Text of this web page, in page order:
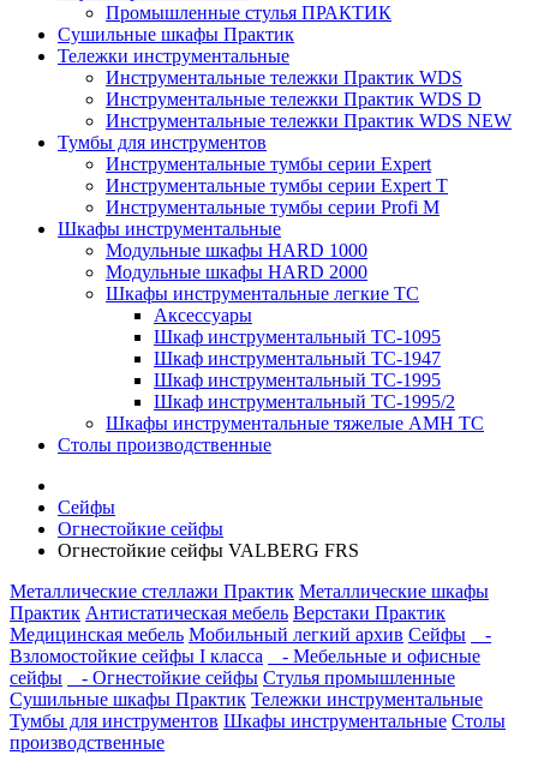
Промышленные стулья ПРАКТИК
Сушильные шкафы Практик
Тележки инструментальные
Инструментальные тележки Практик WDS
Инструментальные тележки Практик WDS D
Инструментальные тележки Практик WDS NEW
Тумбы для инструментов
Инструментальные тумбы серии Expert
Инструментальные тумбы серии Expert T
Инструментальные тумбы серии Profi M
Шкафы инструментальные
Модульные шкафы HARD 1000
Модульные шкафы HARD 2000
Шкафы инструментальные легкие ТС
Аксессуары
Шкаф инструментальный TC-1095
Шкаф инструментальный TC-1947
Шкаф инструментальный TC-1995
Шкаф инструментальный TC-1995/2
Шкафы инструментальные тяжелые AMH TC
Столы производственные
Сейфы
Огнестойкие сейфы
Огнестойкие сейфы VALBERG FRS
Металлические стеллажи Практик Металлические шкафы
Практик Антистатическая мебель Верстаки Практик
Медицинская мебель Мобильный легкий архив Сейфы
-
Взломостойкие сейфы I класса
- Мебельные и офисные
сейфы
- Огнестойкие сейфы Стулья промышленные
Сушильные шкафы Практик Тележки инструментальные
Тумбы для инструментов Шкафы инструментальные Столы
производственные